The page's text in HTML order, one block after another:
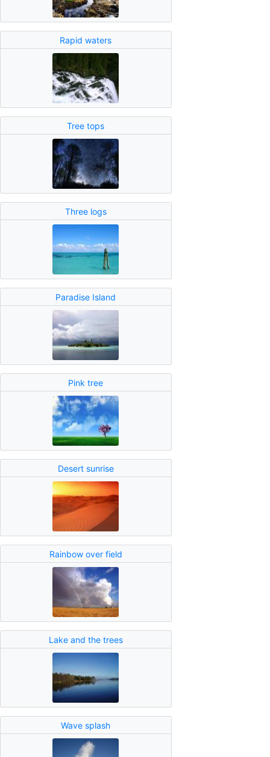
Rapid waters
Tree tops
Three logs
Paradise Island
Pink tree
Desert sunrise
Rainbow over field
Lake and the trees
Wave splash